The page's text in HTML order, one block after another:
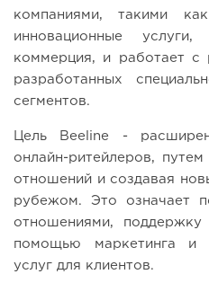
компаниями, такими
инновационные
коммерция, и работает с
разработанных
сегментов.
Цель Beeline -
онлайн-ритейлеров,
отношений и создавая
рубежом. Это означает
отношениями,
помощью маркетинга и
услуг для клиентов.